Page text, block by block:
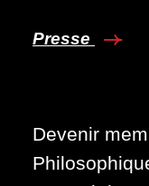
Presse
Devenir